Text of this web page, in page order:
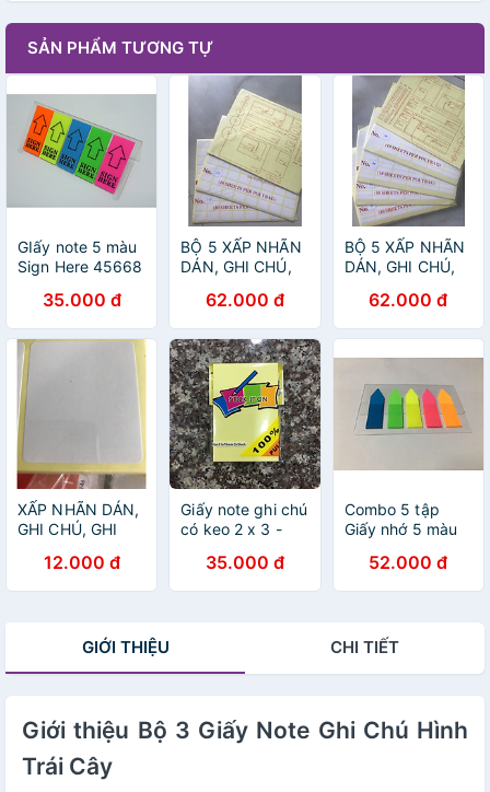
SẢN PHẨM TƯƠNG TỰ
GIấy note 5 màu
Sign Here 45668
35.000 đ
BỘ 5 XẤP NHÃN
DÁN, GHI CHÚ,
NO.110
62.000 đ
BỘ 5 XẤP NHÃN
DÁN, GHI CHÚ,
NO.99
62.000 đ
XẤP NHÃN DÁN,
GHI CHÚ, GHI
NO.102
12.000 đ
Giấy note ghi chú
có keo 2 x 3 -
35.000 đ
Combo 5 tập
Giấy nhớ 5 màu
52.000 đ
GIỚI THIỆU CHI TIẾT
Giới thiệu Bộ 3 Giấy Note Ghi Chú Hình
Trái Cây